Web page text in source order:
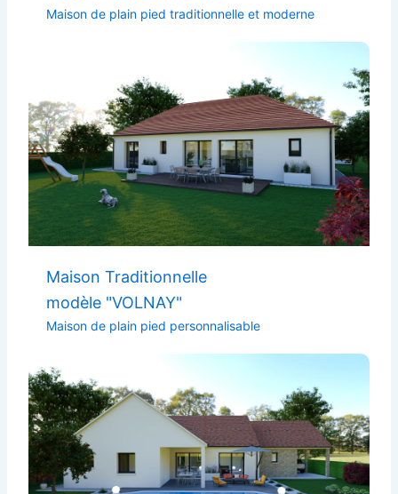
Maison de plain pied traditionnelle et moderne
Maison Traditionnelle
modèle "VOLNAY"
Maison de plain pied personnalisable